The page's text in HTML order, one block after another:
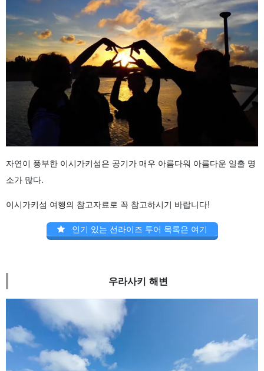
자연이 풍부한 이시가키섬은 공기가 매우 아름다워 아름다운 일출 명
소가 많다.
이시가키섬 여행의 참고자료로 꼭 참고하시기 바랍니다!
인기 있는 선라이즈 투어 목록은 여기
우라사키 해변